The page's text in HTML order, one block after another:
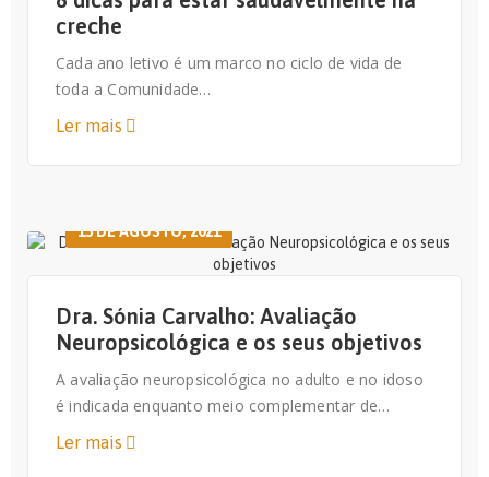
creche
Cada ano letivo é um marco no ciclo de vida de
toda a Comunidade…
Ler mais
13 DE AGOSTO, 2021
Dra. Sónia Carvalho: Avaliação
Neuropsicológica e os seus objetivos
A avaliação neuropsicológica no adulto e no idoso
é indicada enquanto meio complementar de…
Ler mais